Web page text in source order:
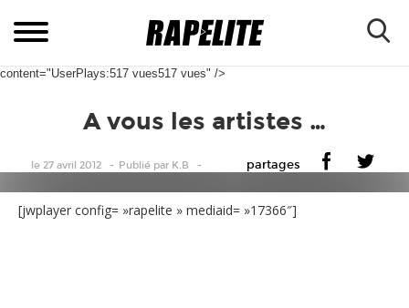
content="UserPlays:517 vues517 vues" />
A vous les artistes …
le 27 avril 2012 Publiépar K.B partages
[jwplayer config= »rapelite » mediaid= »17366″]